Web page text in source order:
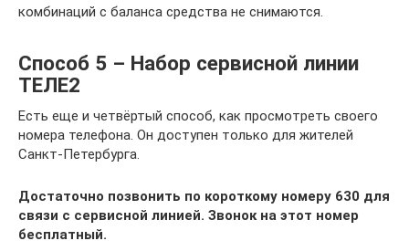
комбинаций с баланса средства не снимаются.
Способ 5 – Набор сервисной линии
ТЕЛЕ2
Есть еще и четвёртый способ, как просмотреть своего
номера телефона. Он доступен только для жителей
Санкт-Петербурга.
Достаточно позвонить по короткому номеру 630 для
связи с сервисной линией. Звонок на этот номер
бесплатный.